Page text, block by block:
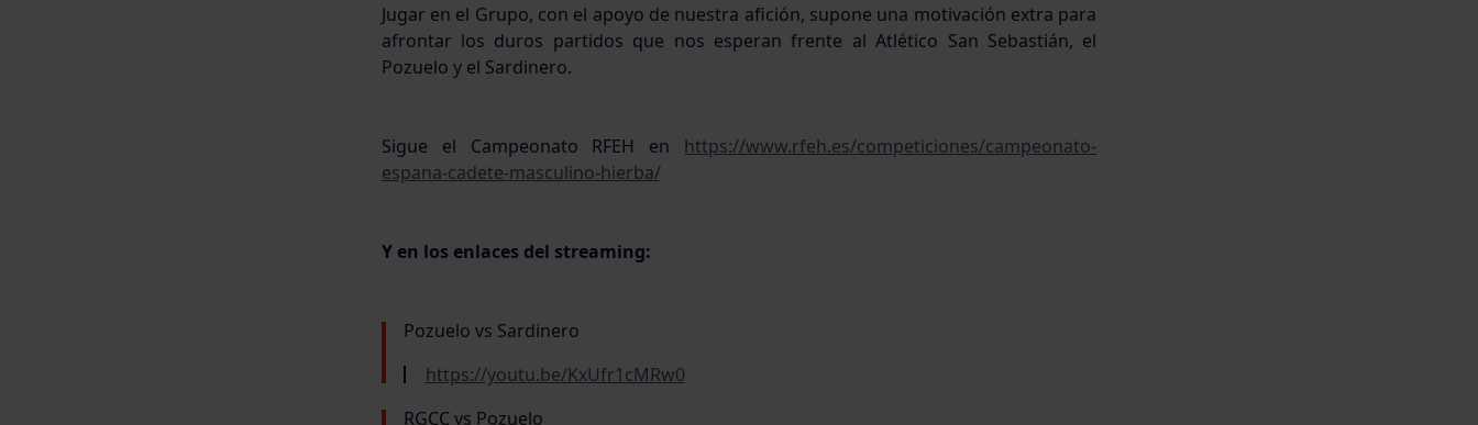
Jugar en el Grupo, con el apoyo de nuestra afición, supone una motivación extra para
afrontar los duros partidos que nos esperan frente al Atlético San Sebastián, el
Pozuelo y el Sardinero.
Sigue el Campeonato RFEH en https://www.rfeh.es/competiciones/campeonato-
espana-cadete-masculino-hierba/
Y en los enlaces del streaming:
Pozuelo vs Sardinero
https://youtu.be/KxUfr1cMRw0
RGCC vs Pozuelo